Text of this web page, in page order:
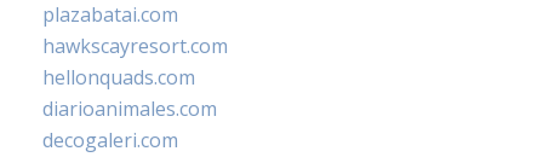
plazabatai.com
hawkscayresort.com
hellonquads.com
diarioanimales.com
decogaleri.com